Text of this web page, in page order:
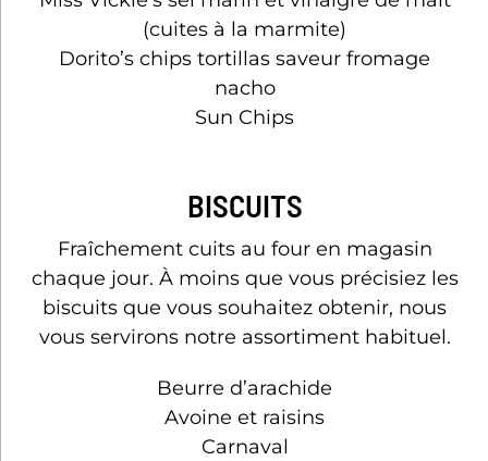
(cuites à la marmite)
Dorito’s chips tortillas saveur fromage
nacho
Sun Chips
BISCUITS
Fraîchement cuits au four en magasin
chaque jour. À moins que vous précisiez les
biscuits que vous souhaitez obtenir, nous
vous servirons notre assortiment habituel.
Beurre d’arachide
Avoine et raisins
Carnaval